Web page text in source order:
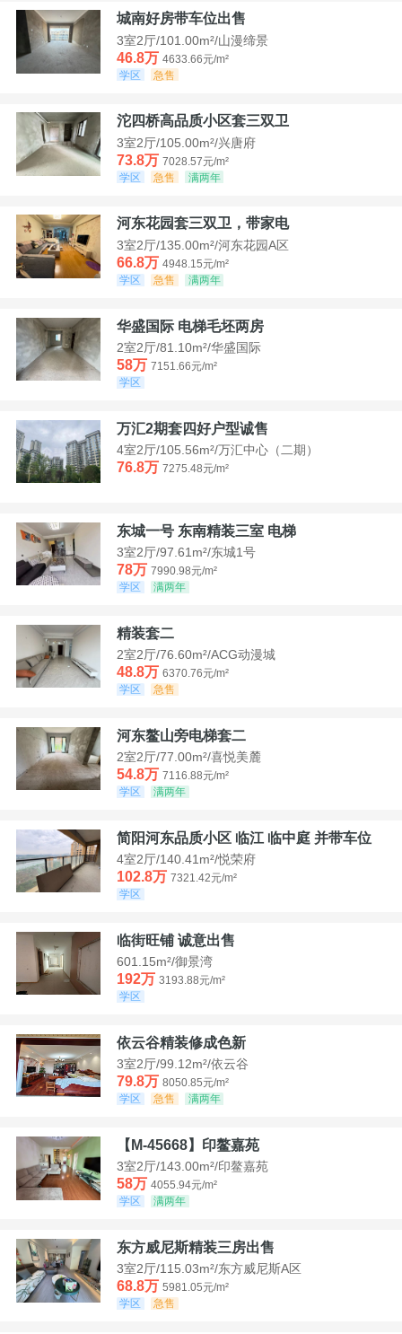
城南好房带车位出售
3室2厅/101.00m²/山漫缔景
46.8万 4633.66元/m²
学区
急售
沱四桥高品质小区套三双卫
3室2厅/105.00m²/兴唐府
73.8万 7028.57元/m²
学区
急售 满两年
河东花园套三双卫，带家电
3室2厅/135.00m²/河东花园A区
66.8万 4948.15元/m²
学区
急售 满两年
华盛国际 电梯毛坯两房
2室2厅/81.10m²/华盛国际
58万 7151.66元/m²
学区
万汇2期套四好户型诚售
4室2厅/105.56m²/万汇中心（二期）
76.8万 7275.48元/m²
东城一号 东南精装三室 电梯
3室2厅/97.61m²/东城1号
78万 7990.98元/m²
学区
满两年
精装套二
2室2厅/76.60m²/ACG动漫城
48.8万 6370.76元/m²
学区
急售
河东鳌山旁电梯套二
2室2厅/77.00m²/喜悦美麓
54.8万 7116.88元/m²
学区
满两年
简阳河东品质小区 临江 临中庭 并带车位
4室2厅/140.41m²/悦荣府
102.8万 7321.42元/m²
学区
临街旺铺 诚意出售
601.15m²/御景湾
192万 3193.88元/m²
学区
依云谷精装修成色新
3室2厅/99.12m²/依云谷
79.8万 8050.85元/m²
学区
急售 满两年
【M-45668】印鳌嘉苑
3室2厅/143.00m²/印鳌嘉苑
58万 4055.94元/m²
学区
满两年
东方威尼斯精装三房出售
3室2厅/115.03m²/东方威尼斯A区
68.8万 5981.05元/m²
学区
急售